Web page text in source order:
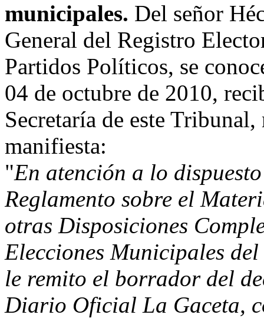
municipales. Del señor
General del Registro
Partidos Políticos, se
04 de octubre de 2010,
Secretaría de este
manifiesta:
"En atención a lo
Reglamento sobre el
otras Disposiciones
Elecciones Municipales
le remito el borrador del
Diario Oficial La Gaceta,